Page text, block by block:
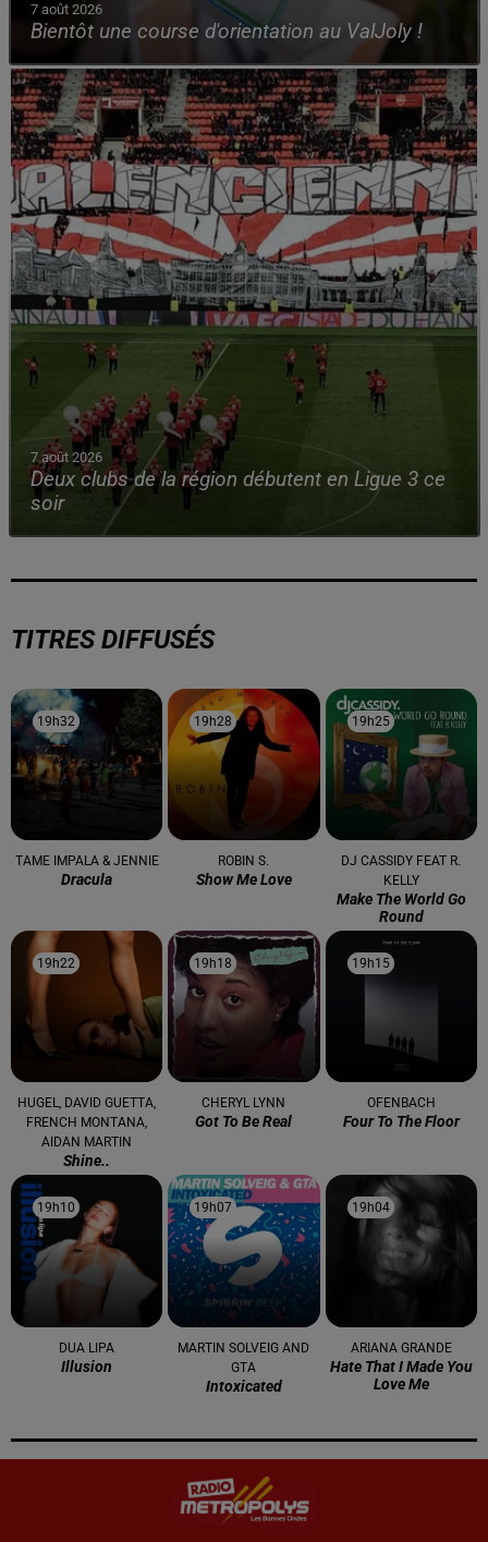
7 août 2026
Bientôt une course d'orientation au ValJoly !
7 août 2026
Deux clubs de la région débutent en Ligue 3 ce
soir
TITRES DIFFUSÉS
19h32
19h32
TAME IMPALA & JENNIE
Dracula
19h28
19h28
ROBIN S.
Show Me Love
19h25
19h25
DJ CASSIDY FEAT R.
KELLY
Make The World Go
Round
19h22
19h22
HUGEL, DAVID GUETTA,
FRENCH MONTANA,
AIDAN MARTIN
Shine..
19h18
19h18
CHERYL LYNN
Got To Be Real
19h15
19h15
OFENBACH
Four To The Floor
19h10
19h10
DUA LIPA
Illusion
19h07
19h07
MARTIN SOLVEIG AND
GTA
Intoxicated
19h04
19h04
ARIANA GRANDE
Hate That I Made You
Love Me